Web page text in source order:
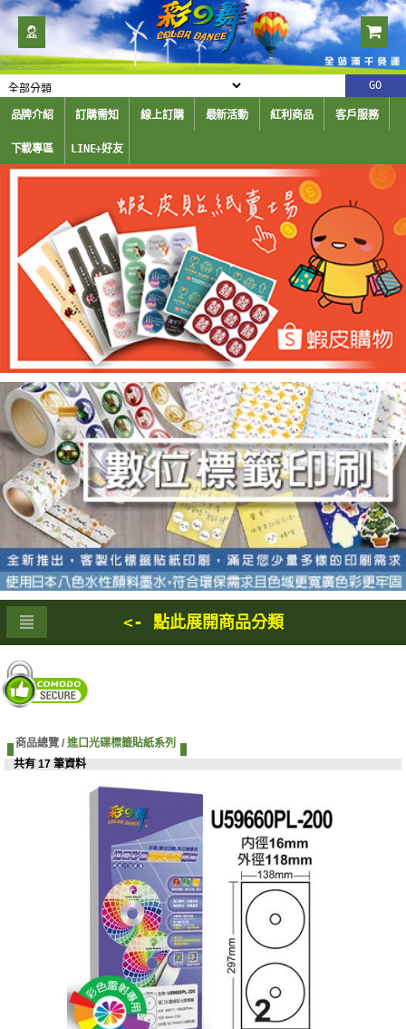
品牌介紹 訂購需知 線上訂購 最新活動 紅利商品 客戶服務
下載專區 LINE+好友
<- 點此展開商品分類
商品總覽 / 進口光碟標籤貼紙系列
共有 17 筆資料